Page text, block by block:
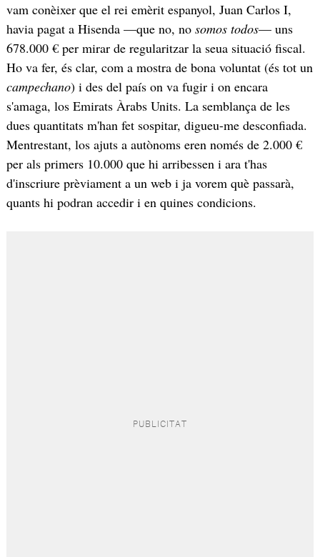
vam conèixer que el rei emèrit espanyol, Juan Carlos I,
havia pagat a Hisenda —que no, no somos todos— uns
678.000 € per mirar de regularitzar la seua situació fiscal.
Ho va fer, és clar, com a mostra de bona voluntat (és tot un
campechano) i des del país on va fugir i on encara
s'amaga, los Emirats Àrabs Units. La semblança de les
dues quantitats m'han fet sospitar, digueu-me desconfiada.
Mentrestant, los ajuts a autònoms eren només de 2.000 €
per als primers 10.000 que hi arribessen i ara t'has
d'inscriure prèviament a un web i ja vorem què passarà,
quants hi podran accedir i en quines condicions.